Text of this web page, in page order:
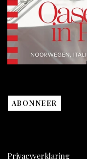
ABONNEER
Privacyverklaring